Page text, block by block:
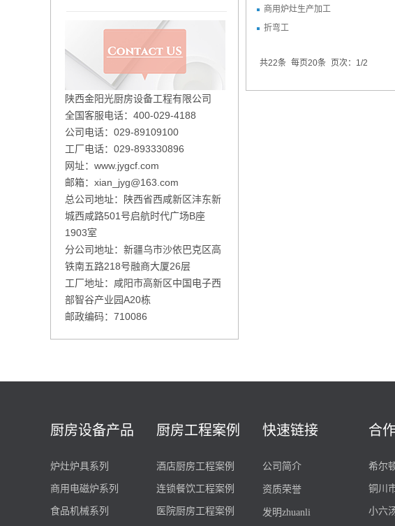
陕西金阳光厨房设备工程有限公司
全国客服电话：400-029-4188
公司电话：029-89109100
工厂电话：029-893330896
网址： www.jygcf.com
邮箱：xian_jyg@163.com
总公司地址：陕西省西咸新区沣东新
城西咸路501号启航时代广场B座
1903室
分公司地址：新疆乌市沙依巴克区高
铁南五路218号融商大厦26层
工厂地址：咸阳市高新区中国电子西
部智谷产业园A20栋
邮政编码：710086
商用炉灶生产加工
折弯工
共22条 每页20条 页次：1/2
厨房设备产品
炉灶炉具系列
商用电磁炉系列
食品机械系列
厨房工程案例
酒店厨房工程案例
连锁餐饮工程案例
医院厨房工程案例
快速链接
公司简介
资质荣誉
发明zhuanli
合
希尔
铜川
小六